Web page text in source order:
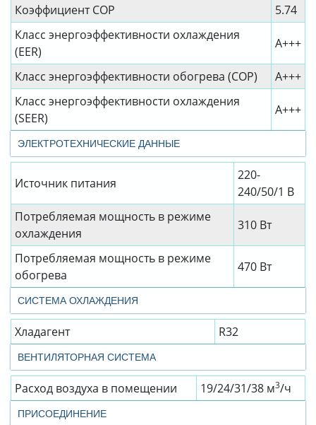
Коэффициент СОР
5.74
Класс энергоэффективности охлаждения
(EER)
A+++
Класс энергоэффективности обогрева (COP)
A+++
Класс энергоэффективности охлаждения
(SEER)
A+++
ЭЛЕКТРОТЕХНИЧЕСКИЕ ДАННЫЕ
Источник питания
220-
240/50/1 В
Потребляемая мощность в режиме
охлаждения
310 Вт
Потребляемая мощность в режиме
обогрева
470 Вт
СИСТЕМА ОХЛАЖДЕНИЯ
Хладагент R32
ВЕНТИЛЯТОРНАЯ СИСТЕМА
Расход воздуха в помещении 19/24/31/38 м3/ч
ПРИСОЕДИНЕНИЕ